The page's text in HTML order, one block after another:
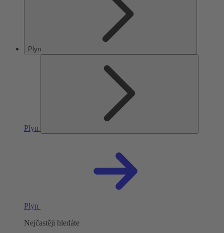
Plyn
Plyn
Plyn
Nejčastěji hledáte